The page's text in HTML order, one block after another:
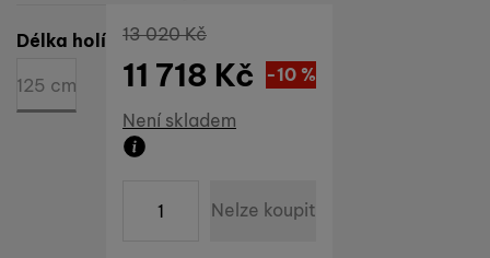
Vyberte variantu
Délka holí
125 cm
Dostupnost
Není skladem
Původní cena
13 020Kč
Sleva
1 302
(
-10 %
11 718 Kč
Nelze koupit